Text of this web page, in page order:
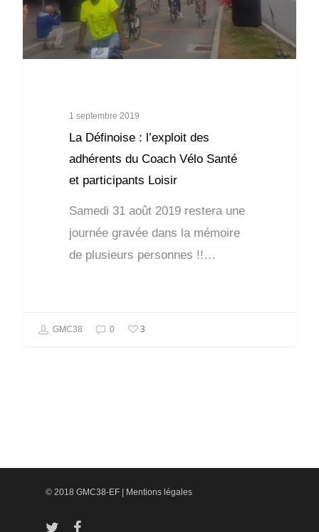
1 septembre 2019
La Définoise : l’exploit des
adhérents du Coach Vélo Santé
et participants Loisir
Samedi 31 août 2019 restera une
journée gravée dans la mémoire
de plusieurs personnes !!…
GMC38 0 3
© 2018 GMC38-EF | Mentions légales